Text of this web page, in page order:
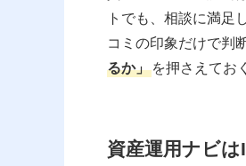
トでも、相談に満足
コミの印象だけで判
るか」 を押さえてお
資産運用ナビ